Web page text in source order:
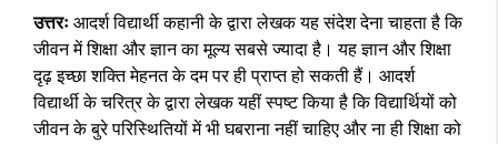
उत्तरः आदर्श विद्यार्थी कहानी के द्वारा लेखक यह संदेश देना चाहता है कि
जीवन में शिक्षा और ज्ञान का मूल्य सबसे ज्यादा है। यह ज्ञान और शिक्षा
दृढ़ इच्छा शक्ति मेहनत के दम पर ही प्राप्त हो सकती हैं। आदर्श
विद्यार्थी के चरित्र के द्वारा लेखक यहीं स्पष्ट किया है कि विद्यार्थियों को
जीवन के बुरे परिस्थितियों में भी घबराना नहीं चाहिए और ना ही शिक्षा को